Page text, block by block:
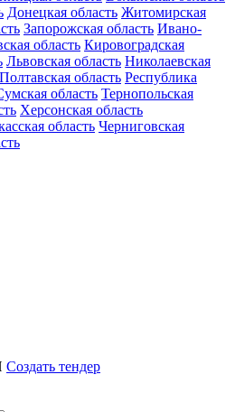
Донецкая область Житомирская
Запорожская область Ивано-
область Кировоградская
Львовская область Николаевская
Полтавская область Республика
область Тернопольская
Херсонская область
область Черниговская
Создать тендер